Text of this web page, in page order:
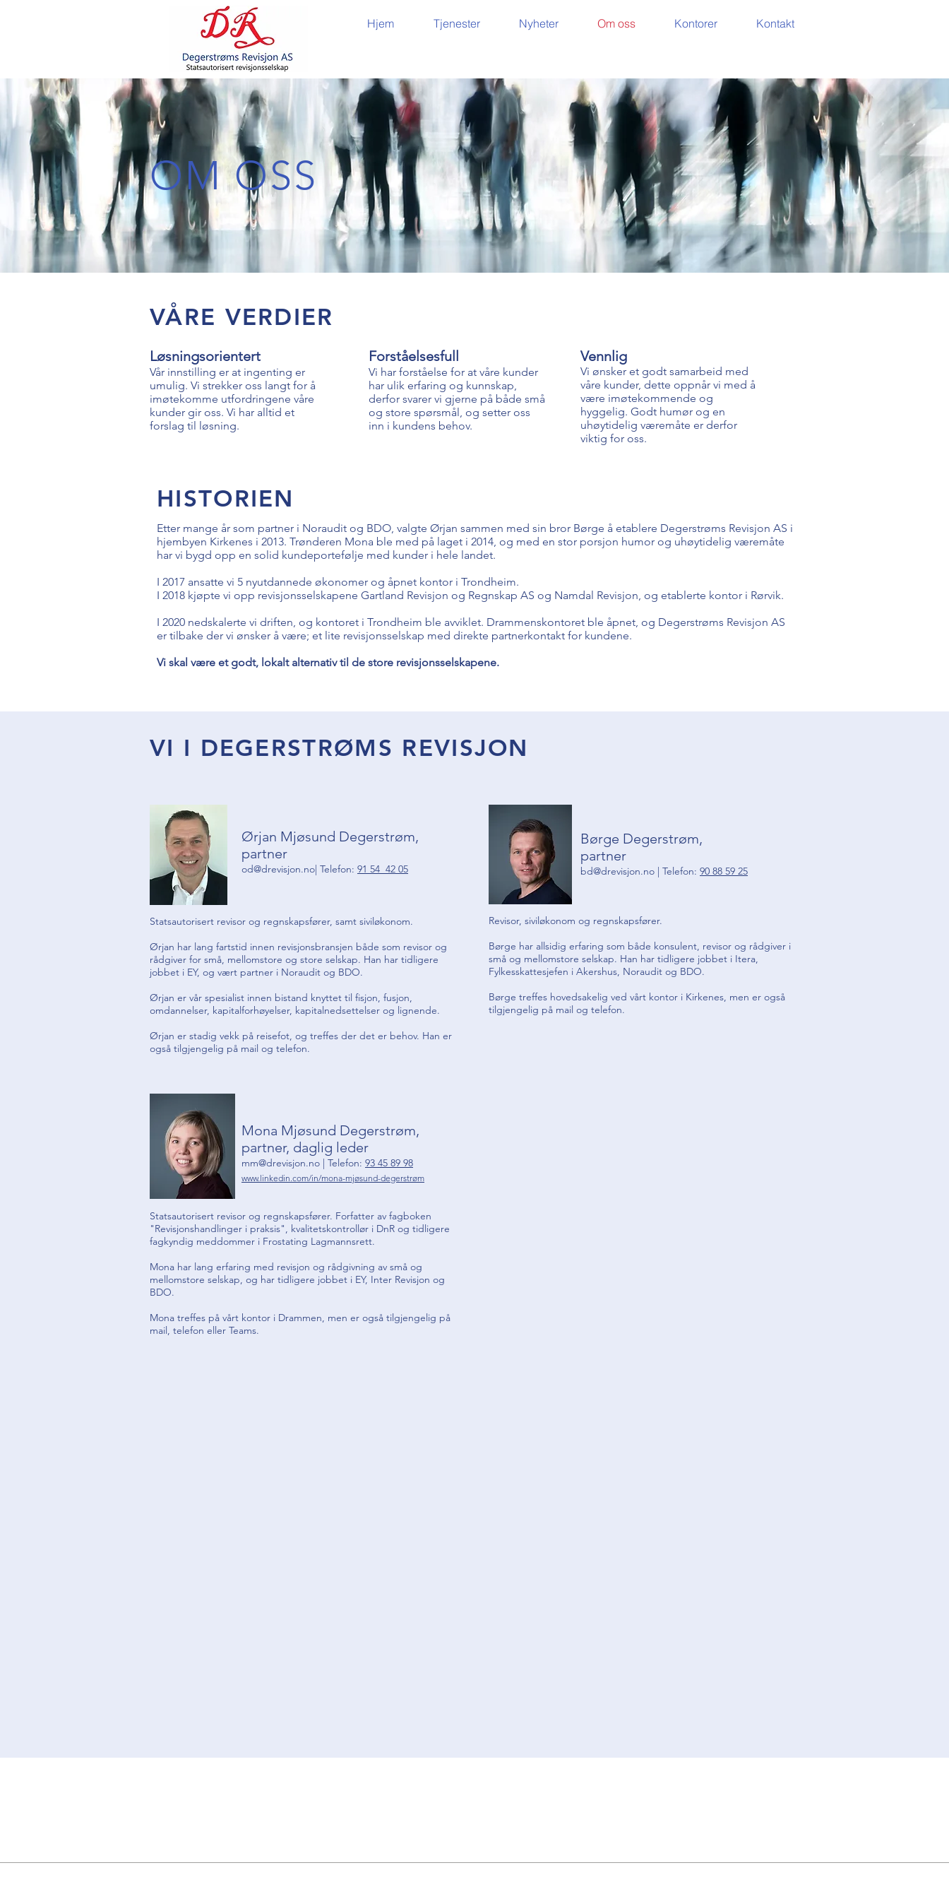
Hjem Tjenester Nyheter Om oss Kontorer Kontakt
OM OSS
VÅRE VERDIER
Løsningsorientert
Vår innstilling er at ingenting er
umulig. Vi strekker oss langt for å
imøtekomme utfordringene våre
kunder gir oss. Vi har alltid et
forslag til løsning.
Forståelsesfull Vennlig
Vi har forståelse for at våre kunder
har ulik erfaring og kunnskap,
derfor svarer vi gjerne på både små
og store spørsmål, og setter oss
inn i kundens behov.
Vi ønsker et godt samarbeid med
våre kunder, dette oppnår vi med å
være imøtekommende og
hyggelig. Godt humør og en
uhøytidelig væremåte er derfor
viktig for oss.
HISTORIEN
Etter mange år som partner i Noraudit og BDO, valgte Ørjan sammen med sin bror Børge å etablere Degerstrøms Revisjon AS i
hjembyen Kirkenes i 2013. Trønderen Mona ble med på laget i 2014, og med en stor porsjon humor og uhøytidelig væremåte
har vi bygd opp en solid kundeportefølje med kunder i hele landet.
I 2017 ansatte vi 5 nyutdannede økonomer og åpnet kontor i Trondheim.
I 2018 kjøpte vi opp revisjonsselskapene Gartland Revisjon og Regnskap AS og Namdal Revisjon, og etablerte kontor i Rørvik.
I 2020 nedskalerte vi driften, og kontoret i Trondheim ble avviklet. Drammenskontoret ble åpnet, og Degerstrøms Revisjon AS
er tilbake der vi ønsker å være; et lite revisjonsselskap med direkte partnerkontakt for kundene.
Vi skal være et godt, lokalt alternativ til de store revisjonsselskapene.
VI I DEGERSTRØMS REVISJON
Ørjan Mjøsund Degerstrøm,
partner
od@drevisjon.no| Telefon: 91 54 42 05
Børge Degerstrøm,
partner
bd@drevisjon.no | Telefon: 90 88 59 25
Statsautorisert revisor og regnskapsfører, samt siviløkonom.
Ørjan har lang fartstid innen revisjonsbransjen både som revisor og
rådgiver for små, mellomstore og store selskap. Han har tidligere
jobbet i EY, og vært partner i Noraudit og BDO.
Ørjan er vår spesialist innen bistand knyttet til fisjon, fusjon,
omdannelser, kapitalforhøyelser, kapitalnedsettelser og lignende.
Ørjan er stadig vekk på reisefot, og treffes der det er behov. Han er
også tilgjengelig på mail og telefon.
Revisor, siviløkonom og regnskapsfører.
Børge har allsidig erfaring som både konsulent, revisor og rådgiver i
små og mellomstore selskap. Han har tidligere jobbet i Itera,
Fylkesskattesjefen i Akershus, Noraudit og BDO.
Børge treffes hovedsakelig ved vårt kontor i Kirkenes, men er også
tilgjengelig på mail og telefon.
Mona Mjøsund Degerstrøm,
partner, daglig leder
mm@drevisjon.no | Telefon: 93 45 89 98
www.linkedin.com/in/mona-mjøsund-degerstrøm
Statsautorisert revisor og regnskapsfører. Forfatter av fagboken
"Revisjonshandlinger i praksis", kvalitetskontrollør i DnR og tidligere
fagkyndig meddommer i Frostating Lagmannsrett.
Mona har lang erfaring med revisjon og rådgivning av små og
mellomstore selskap, og har tidligere jobbet i EY, Inter Revisjon og
BDO.
Mona treffes på vårt kontor i Drammen, men er også tilgjengelig på
mail, telefon eller Teams.